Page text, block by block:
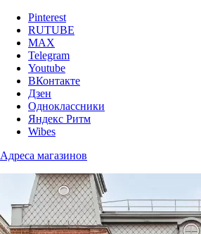
Pinterest
RUTUBE
MAX
Telegram
Youtube
ВКонтакте
Дзен
Одноклассники
Яндекс Ритм
Wibes
Адреса магазинов